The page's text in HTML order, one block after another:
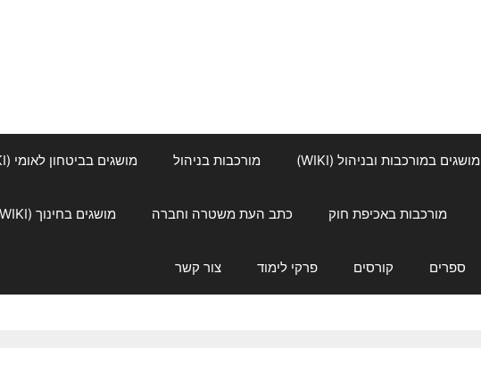
מושגים במורכבות ובניהול (WIKI) מורכבות בניהול מושגים בביטחון לאומי (WIKI)
מורכבות באכיפת חוק כתב העת משטרה וחברה מושגים בחינוך (WIKI)
ספרים קורסים פרקי לימוד צור קשר